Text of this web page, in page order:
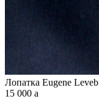
Лопатка Eugene
15 000 a